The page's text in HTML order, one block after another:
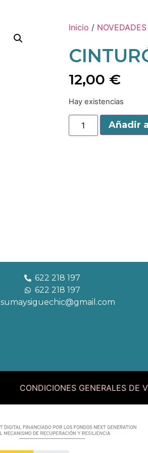
Inicio / NOVEDADES
12,00 €
Hay existencias
Añadir
622 218 197
622 218 197
sumaysiguechic@gmail.com
CONDICIONES GENERALES DE